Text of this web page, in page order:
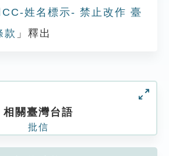
CC-姓名標示- 禁止改作 臺
款 」釋出
相關臺灣台語
批信